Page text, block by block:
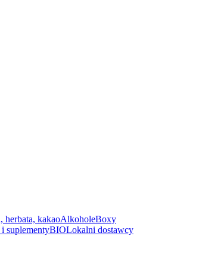
herbata, kakaoAlkoholeBoxy
suplementyBIOLokalni dostawcy